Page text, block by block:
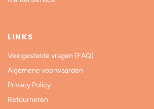
LINKS
Veelgestelde vragen (FAQ)
Algemene voorwaarden
Privacy Policy
Retourneren